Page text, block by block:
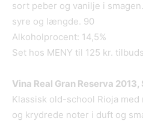
sort peber og vanilje i
syre og længde. 90
Alkoholprocent: 14,5%
Set hos MENY til 125 kr.
Vina Real Gran Reserva 2013,
Klassisk old-school Rioja
og krydrede noter i duft og